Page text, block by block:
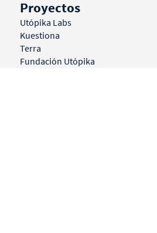
Proyectos
Utópika Labs
Kuestiona
Terra
Fundación Utópika